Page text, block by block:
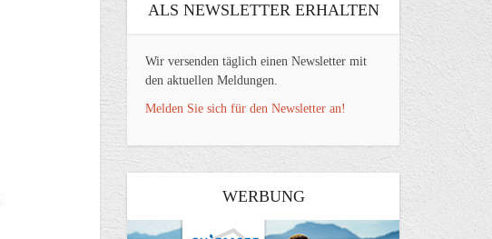
ALS NEWSLETTER ERHALTEN
Wir versenden täglich einen Newsletter mit
den aktuellen Meldungen.
Melden Sie sich für den Newsletter an!
WERBUNG